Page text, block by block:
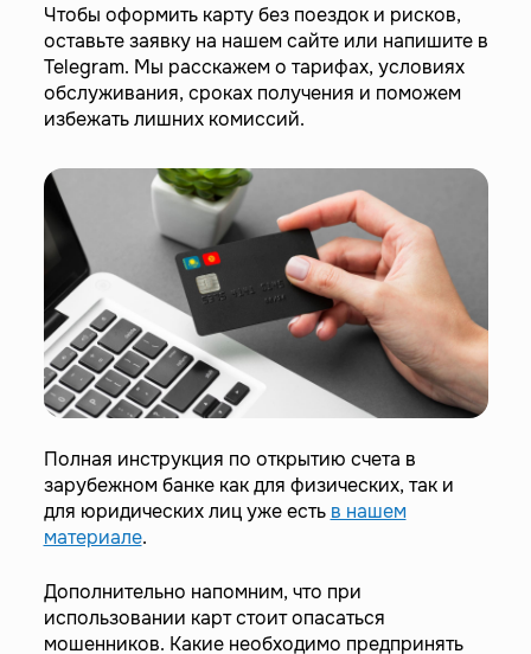
Чтобы оформить карту без поездок и рисков,
оставьте заявку на нашем сайте или напишите в
Telegram. Мы расскажем о тарифах, условиях
обслуживания, сроках получения и поможем
избежать лишних комиссий.
Полная инструкция по открытию счета в
зарубежном банке как для физических, так и
для юридических лиц уже есть в нашем
материале.
Дополнительно напомним, что при
использовании карт стоит опасаться
мошенников. Какие необходимо предпринять